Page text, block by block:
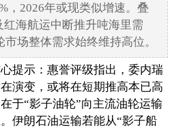
，2026年或现类似增速。叠
海航运中断推升吨海里需
场整体需求始终维持高位。
提示：惠誉评级指出，委内瑞
演变，或将在短期推高本已高
于“影子油轮”向主流油轮运输
伊朗石油运输若能从“影子船